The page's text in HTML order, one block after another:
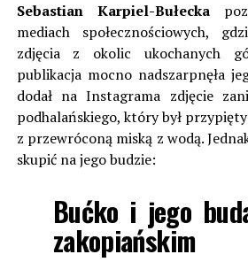
Sebastian Karpiel-Bułecka
mediach społecznościowych,
zdjęcia z okolic ukochanych
publikacja mocno nadszarpnęła
dodał na Instagrama zdjęcie
podhalańskiego, który był
z przewróconą miską z wodą.
skupić na jego budzie:
Bućko i jego
zakopiańskim